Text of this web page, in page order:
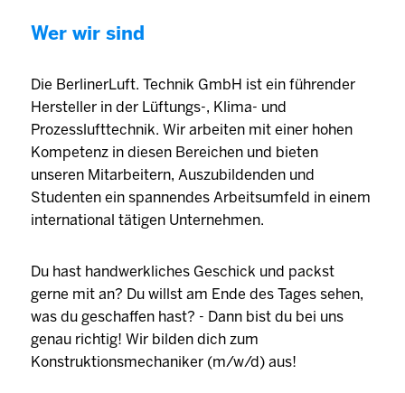
Wer wir sind
Die BerlinerLuft. Technik GmbH ist ein führender
Hersteller in der Lüftungs-, Klima- und
Prozesslufttechnik. Wir arbeiten mit einer hohen
Kompetenz in diesen Bereichen und bieten
unseren Mitarbeitern, Auszubildenden und
Studenten ein spannendes Arbeitsumfeld in einem
international tätigen Unternehmen.
Du hast handwerkliches Geschick und packst
gerne mit an? Du willst am Ende des Tages sehen,
was du geschaffen hast? - Dann bist du bei uns
genau richtig! Wir bilden dich zum
Konstruktionsmechaniker (m/w/d) aus!